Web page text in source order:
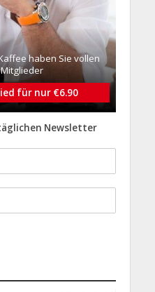
haben Sie vollen
für nur €6.90
Newsletter